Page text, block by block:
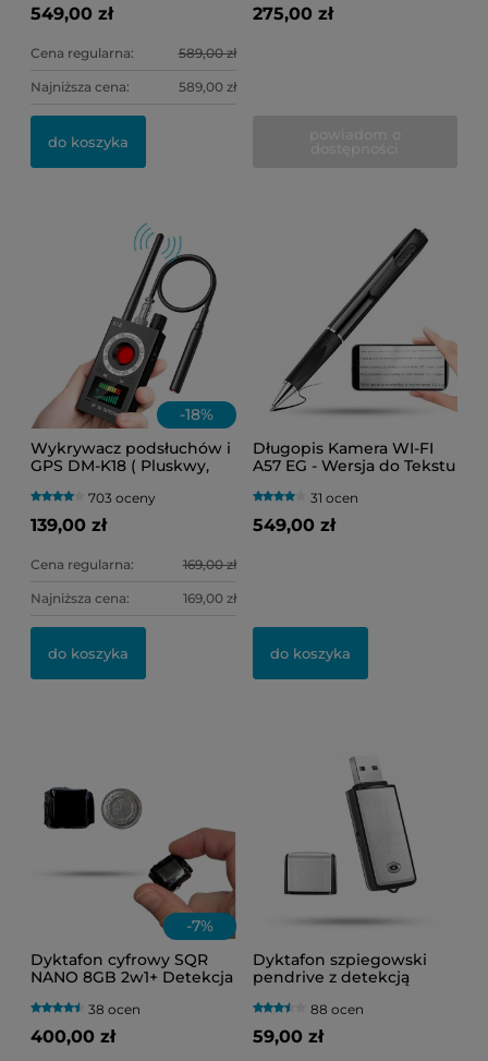
549,00 zł
Cena regularna: 589,00 zł
Najniższa cena: 589,00 zł
do koszyka
275,00 zł
-18%
Wykrywacz podsłuchów i
GPS DM-K18 ( Pluskwy,
WI-FI )
703 oceny
139,00 zł
Cena regularna: 169,00 zł
Najniższa cena: 169,00 zł
do koszyka
Długopis Kamera WI-FI
A57 EG - Wersja do Tekstu
31 ocen
549,00 zł
do koszyka
-7%
Dyktafon cyfrowy SQR
NANO 8GB 2w1+ Detekcja
Rozmiar)38 ocen
400,00 zł
Dyktafon szpiegowski
pendrive z detekcją
88 ocen
59,00 zł